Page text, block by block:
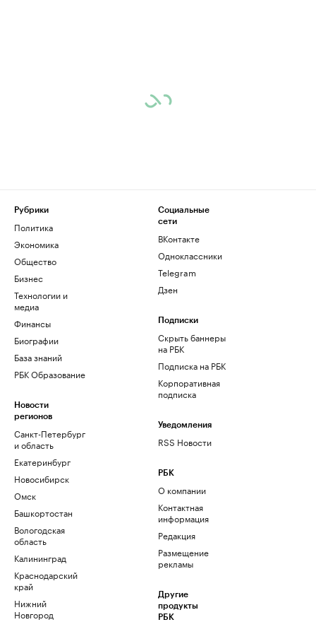
Рубрики
Политика
Экономика
Общество
Бизнес
Технологии и
медиа
Финансы
Биографии
База знаний
РБК Образование
Новости
регионов
Санкт-Петербург
и область
Екатеринбург
Новосибирск
Омск
Башкортостан
Вологодская
область
Калининград
Краснодарский
край
Нижний
Новгород
Социальные
сети
ВКонтакте
Одноклассники
Telegram
Дзен
Подписки
Скрыть баннеры
на РБК
Подписка на РБК
Корпоративная
подписка
Уведомления
RSS Новости
РБК
О компании
Контактная
информация
Редакция
Размещение
рекламы
Другие
продукты
РБК